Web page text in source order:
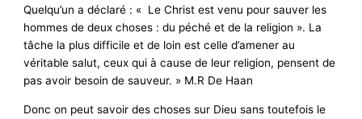
Quelqu’un a déclaré : « Le Christ est venu pour sauver les
hommes de deux choses : du péché et de la religion ». La
tâche la plus difficile et de loin est celle d’amener au
véritable salut, ceux qui à cause de leur religion, pensent de
pas avoir besoin de sauveur. » M.R De Haan
Donc on peut savoir des choses sur Dieu sans toutefois le